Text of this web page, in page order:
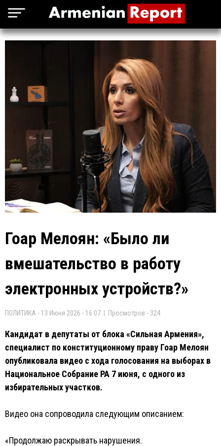
Гоар Мелоян: «Было ли
вмешательство в работу
электронных устройств?»
ПОЛИТИКА - 13 Июня 2026 - 16:07 | Просмотров - 324
Кандидат в депутаты от блока «Сильная Армения»,
специалист по конституционному праву Гоар Мелоян
опубликовала видео с хода голосования на выборах в
Национальное Собрание РА 7 июня, с одного из
избирательных участков.
Видео она сопроводила следующим описанием:
«Продолжаю раскрывать нарушения.